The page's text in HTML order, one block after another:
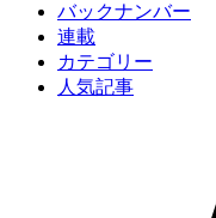
バックナンバー
連載
カテゴリー
人気記事